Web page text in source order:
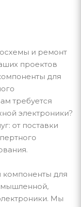
и ремонт
проектов
для
требуется
электроники?
от поставки
компоненты для
Мы